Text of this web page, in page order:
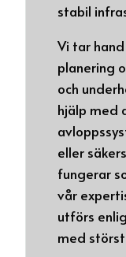
stabil
Vi tar
planering
och
hjälp med
eller
fungerar
vår
utförs
med